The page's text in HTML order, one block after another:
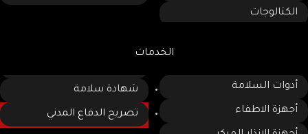
الكتالوجات
الخدمات
أدوات السلامة
أجهزة الاطفاء
شهادة سلامة
تصريح الدفاع المدني